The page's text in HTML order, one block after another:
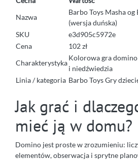
Nazwa
Barbo Toys Masha
(wersja duńska)
SKU
e3d905c5972e
Cena
102 zł
Charakterystyka
Kolorowa gra
i niedźwiedzia
Linia / kategoria Barbo Toys Gry
Jak grać i
mieć ją w domu?
Domino jest proste w zrozumieniu:
elementów, obserwacja i sprytne